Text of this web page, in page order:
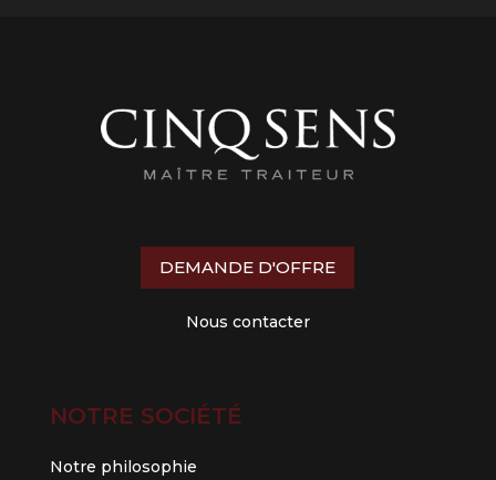
DEMANDE D'OFFRE
Nous contacter
NOTRE SOCIÉTÉ
Notre philosophie